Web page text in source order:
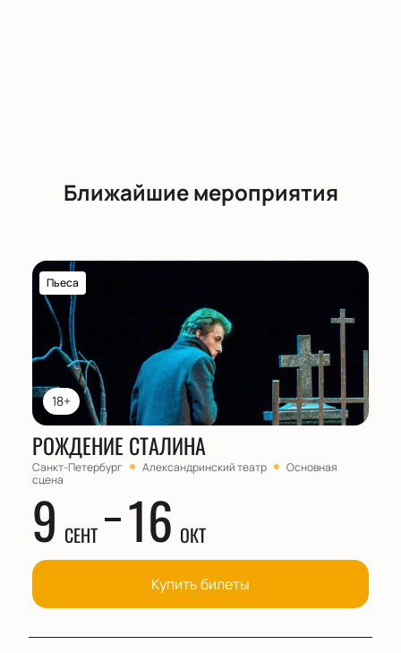
Ближайшие мероприятия
18+
Пьеса
РОЖДЕНИЕ СТАЛИНА
Санкт-Петербург Александринский театр
Основная
сцена
9 СЕНТ 16 ОКТ
Купить билеты